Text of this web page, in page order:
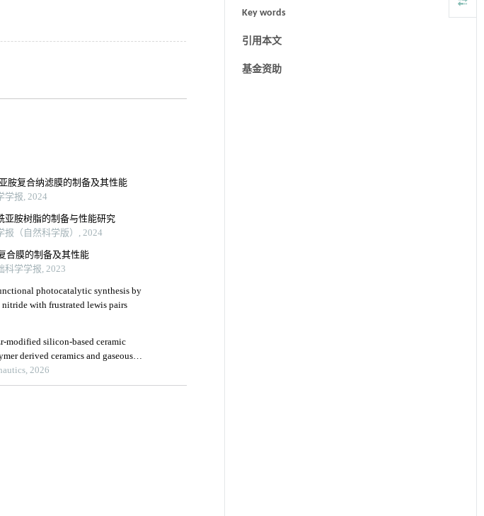
Key words
引用本文
基金资助